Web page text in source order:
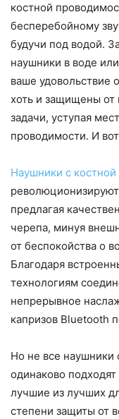
костной
бесперебойному
будучи под водой.
наушники в воде
ваше удовольствие
хоть и защищены от
задачи, уступая
проводимости. И
Наушники с
предлагая
черепа, минуя
от беспокойства о
Благодаря
технологиям
непрерывное
капризов Bluetooth
Но не все наушники
одинаково
лучшие из лучших
степени защиты от